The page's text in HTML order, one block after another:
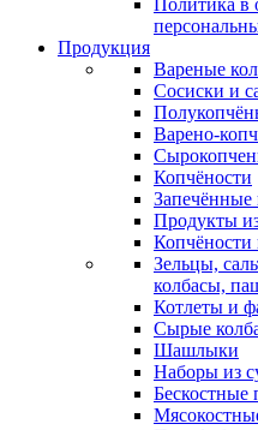
Продукция
Вареные
Сосиски и
Варено-
Копчёности
Запечённые
Продукты
Копчёности
Зельцы,
колбасы,
Котлеты и
Сырые
Шашлыки
Наборы из
Бескостные